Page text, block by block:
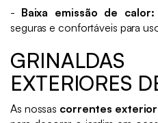
- Baixa emissão de calor:
seguras e confortáveis para
EXTERIORES
As nossas correntes